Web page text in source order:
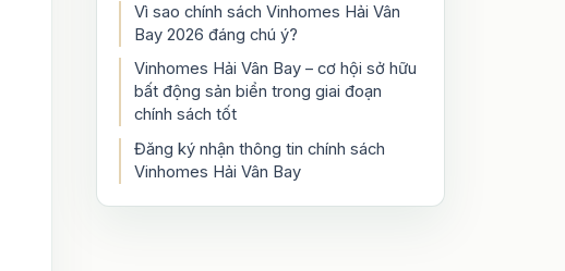
Vì sao chính sách Vinhomes Hải Vân
Bay 2026 đáng chú ý?
Vinhomes Hải Vân Bay – cơ hội sở hữu
bất động sản biển trong giai đoạn
chính sách tốt
Đăng ký nhận thông tin chính sách
Vinhomes Hải Vân Bay